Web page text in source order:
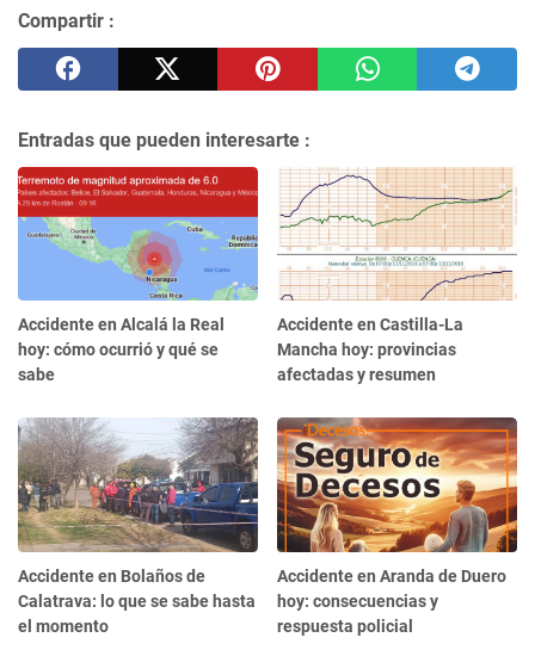
Compartir :
Entradas que pueden interesarte :
Accidente en Alcalá la Real
hoy: cómo ocurrió y qué se
sabe
Accidente en Castilla-La
Mancha hoy: provincias
afectadas y resumen
Accidente en Bolaños de
Calatrava: lo que se sabe hasta
el momento
Accidente en Aranda de Duero
hoy: consecuencias y
respuesta policial